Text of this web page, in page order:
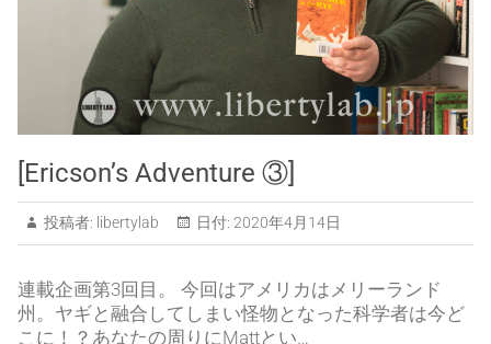
[Ericson’s Adventure ③]
投稿者: libertylab 日付: 2020年4月14日
連載企画第3回目。 今回はアメリカはメリーランド
州。ヤギと融合してしまい怪物となった科学者は今ど
こに！？あなたの周りにMattとい…